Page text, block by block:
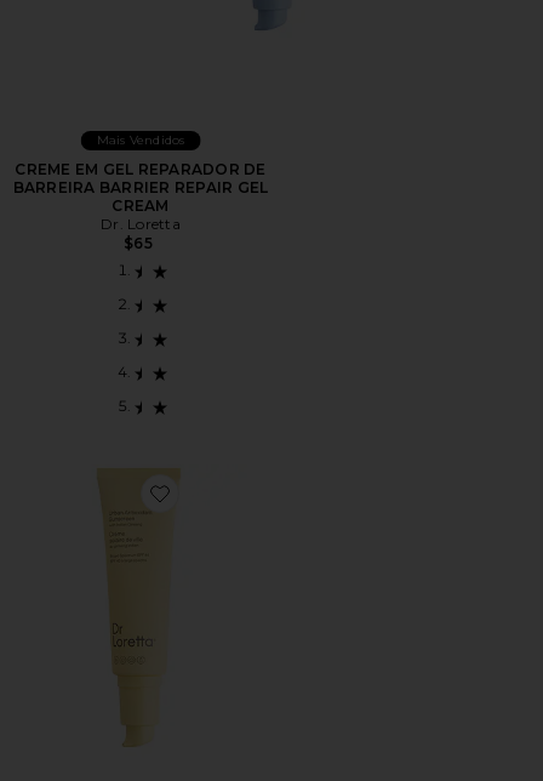
Mais Vendidos
CREME EM GEL REPARADOR DE
BARREIRA BARRIER REPAIR GEL
CREAM
Dr. Loretta
$65
Favorite PROTETOR SOLAR FACIAL FPS 40 URBAN